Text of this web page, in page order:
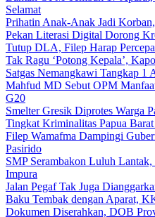
Selamat
Prihatin Anak-Anak Jadi
Pekan Literasi Digital Dorong
Tutup DLA, Filep Harap
Tak Ragu ‘Potong Kepala’,
Satgas Nemangkawi Tangkap
Mahfud MD Sebut OPM
G20
Smelter Gresik Diprotes Warga
Tingkat Kriminalitas Papua
Filep Wamafma Dampingi
Pasirido
SMP Serambakon Luluh
Impura
Jalan Pegaf Tak Juga
Baku Tembak dengan Aparat,
Dokumen Diserahkan, DOB